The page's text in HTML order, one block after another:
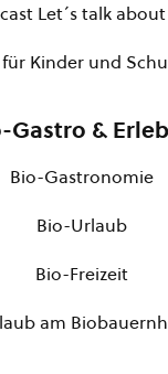
Let´s talk
Kinder und
Gastro &
Bio-Gastronomie
Bio-Urlaub
Bio-Freizeit
am